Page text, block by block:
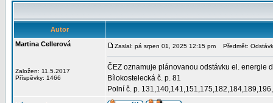
Autor
Martina Cellerová
Založen: 11.5.2017
Příspěvky: 1466
Zaslal: pá srpen 01, 2025 12:15 pm Předmět:
ČEZ oznamuje plánovanou odstávku el. energie
Bílokostelecká č. p. 81
Polní č. p.